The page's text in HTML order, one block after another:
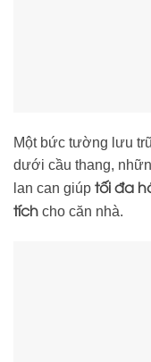
Một bức tường lưu
dưới cầu thang,
lan can giúp tối đa
tích cho căn nhà.